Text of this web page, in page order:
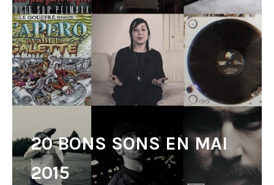
20 BONS SONS EN MAI
2015